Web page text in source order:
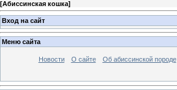
[Абиссинская кошка]
Вход на сайт
Меню сайта
Новости О сайте Об абиссинской породе